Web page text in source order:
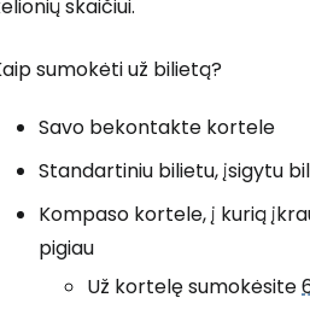
skaičiui.
sumokėti už bilietą?
Savo bekontakte kortele
Standartiniu bilietu, įsigytu
Kompaso kortele, į kurią
pigiau
Už kortelę sumokėsite